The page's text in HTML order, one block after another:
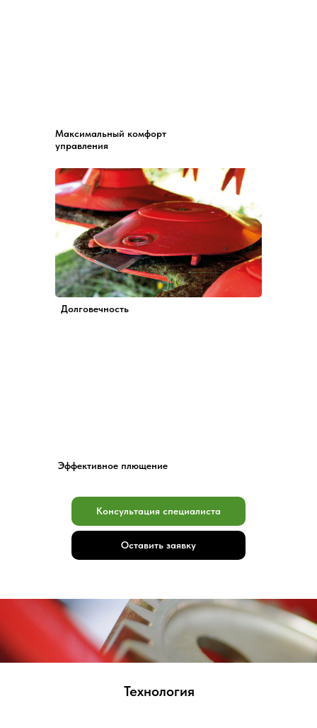
Максимальный комфорт
управления
Консультация специалиста
Оставить заявку
Долговечность
Эффективное плющение
Технология